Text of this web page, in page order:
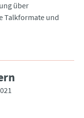
über
Talkformate und